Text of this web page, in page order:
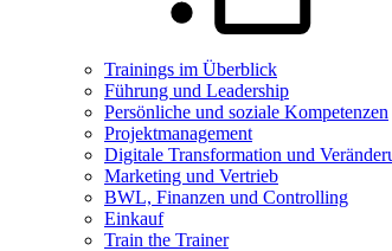
Trainings im Überblick
Führung und Leadership
Persönliche und soziale Kompetenzen
Projektmanagement
Digitale Transformation und
Marketing und Vertrieb
BWL, Finanzen und Controlling
Einkauf
Train the Trainer